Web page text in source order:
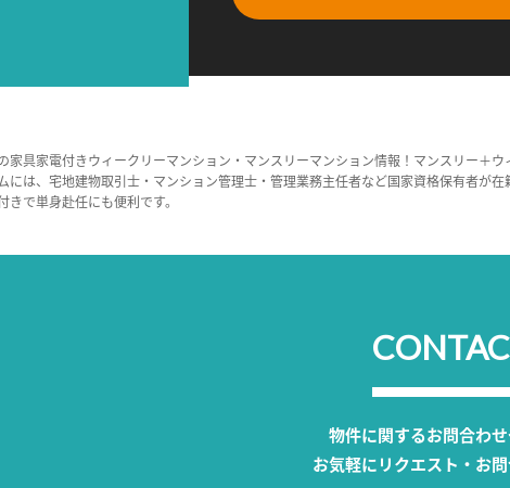
家具家電付きウィークリーマンション・マンスリーマンション情報！マンスリー＋
には、宅地建物取引士・マンション管理士・管理業務主任者など国家資格保有者が
で単身赴任にも便利です。
物件に関するお問合わせ
お気軽にリクエスト・お問